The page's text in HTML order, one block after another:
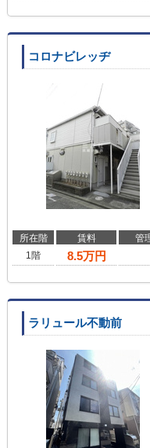
コロナビレッヂ
所在階 賃料 管
1階
8.5万円
ラリュール不動前